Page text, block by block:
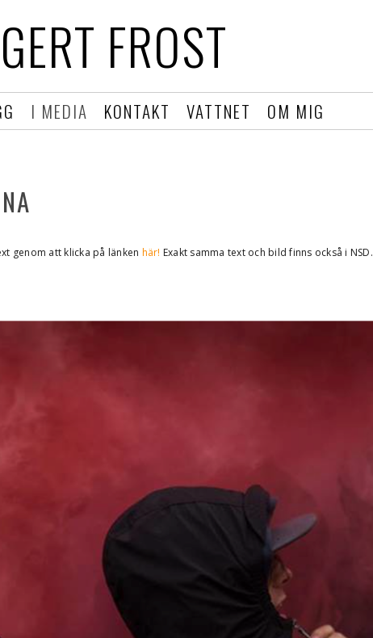
FROST
I MEDIA KONTAKT VATTNET OM MIG
genom att klicka på länken här! Exakt samma text och bild finns också i NSD.